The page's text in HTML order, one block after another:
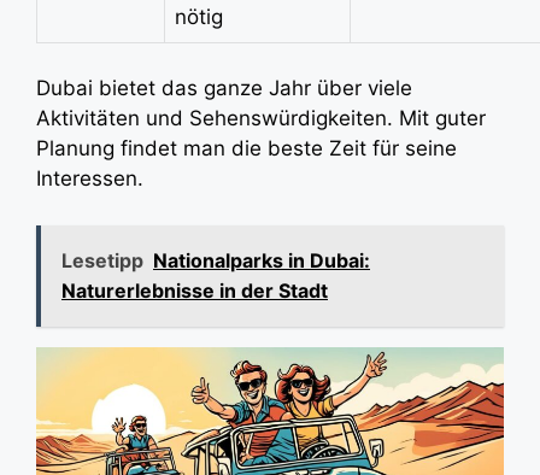
nötig
Dubai bietet das ganze Jahr über viele
Aktivitäten und Sehenswürdigkeiten. Mit guter
Planung findet man die beste Zeit für seine
Interessen.
Lesetipp Nationalparks in Dubai:
Naturerlebnisse in der Stadt